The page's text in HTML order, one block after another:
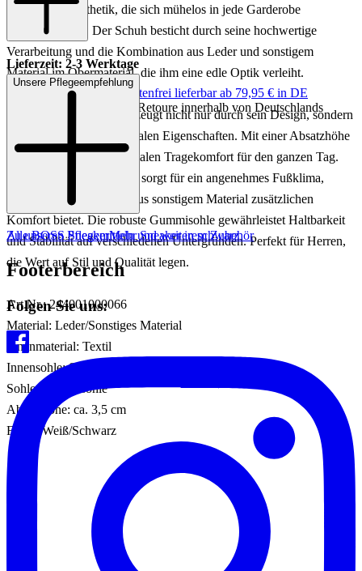
eine zeitlose Ästhetik, die sich mühelos in jede Garderobe
integrieren lässt. Der Schuh besticht durch seine hochwertige
Verarbeitung und die Kombination aus Leder und sonstigem
Material im Obermaterial, die ihm eine edle Optik verleiht.
Der RHYS Sneaker überzeugt nicht nur durch sein Design, sondern
auch durch seine funktionalen Eigenschaften. Mit einer Absatzhöhe
von 3,5 cm bietet er optimalen Tragekomfort für den ganzen Tag.
Das Innenfutter aus Textil sorgt für ein angenehmes Fußklima,
während die Innensohle aus sonstigem Material zusätzlichen
Komfort bietet. Die robuste Gummisohle gewährleistet Haltbarkeit
und Stabilität auf verschiedenen Untergründen. Perfekt für Herren,
die Wert auf Stil und Qualität legen.
Art.Nr.: 244001000066
Material: Leder/Sonstiges Material
Innenmaterial: Textil
Innensohle: Sonstiges Material
Sohle: Gummisohle
Absatzhöhe: ca. 3,5 cm
Farbe: Weiß/Schwarz
Lieferzeit: 2-3 Werktage
Keine Versandkosten:
kostenfrei lieferbar ab 79,95 € in DE
Einfache und Kostenlose Retoure innerhalb von Deutschlands
Unsere Pflegeempfehlung
Zu unseren Pflegemitteln und weiterem Zubehör
Alle BOSS SneakerMehr Sneaker in schwarz
Footerbereich
Folgen Sie uns: